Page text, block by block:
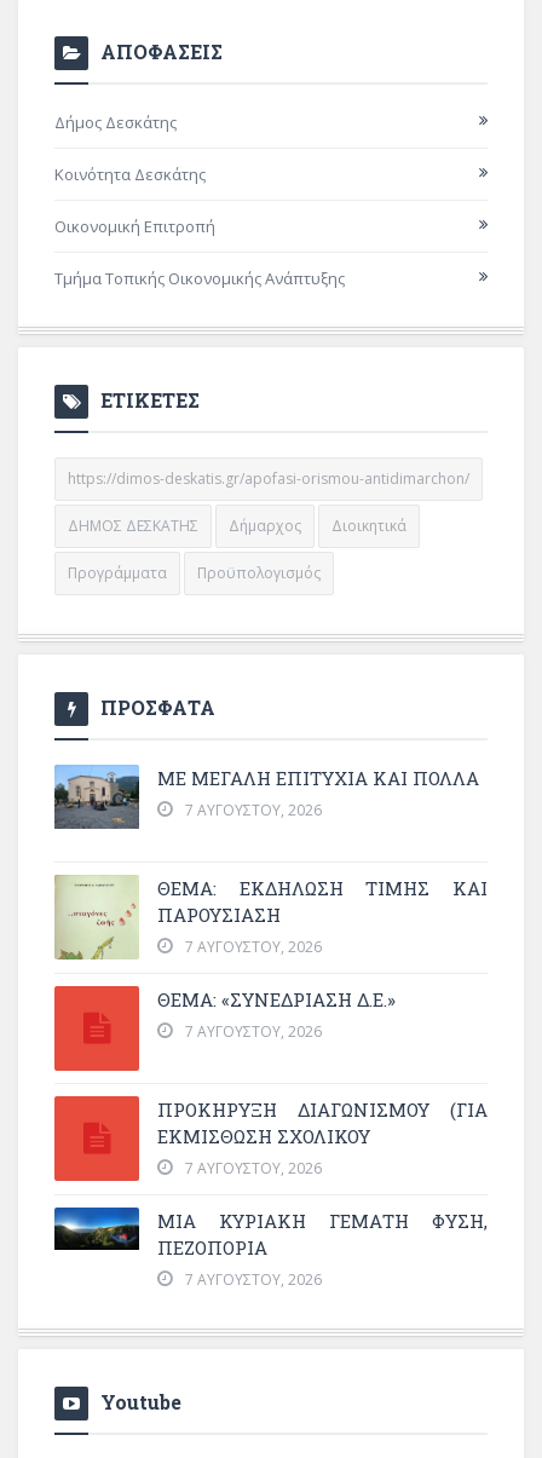
ΑΠΟΦΑΣΕΙΣ
Δήμος Δεσκάτης
Κοινότητα Δεσκάτης
Οικονομική Επιτροπή
Τμήμα Τοπικής Οικονομικής Ανάπτυξης
ΕΤΙΚΕΤΕΣ
https://dimos-deskatis.gr/apofasi-orismou-antidimarchon/
ΔΗΜΟΣ ΔΕΣΚΑΤΗΣ Δήμαρχος Διοικητικά
Προγράμματα Προϋπολογισμός
ΠΡΟΣΦΑΤΑ
ΜΕ ΜΕΓΆΛΗ ΕΠΙΤΥΧΊΑ ΚΑΙ ΠΟΛΛΆ
7 ΑΥΓΟΎΣΤΟΥ, 2026
ΘΈΜΑ: ΕΚΔΉΛΩΣΗ ΤΙΜΉΣ ΚΑΙ
ΠΑΡΟΥΣΊΑΣΗ
7 ΑΥΓΟΎΣΤΟΥ, 2026
ΘΕΜΑ: «ΣΥΝΕΔΡΊΑΣΗ Δ.Ε.»
7 ΑΥΓΟΎΣΤΟΥ, 2026
ΠΡΟΚΗΡΥΞΗ ΔΙΑΓΩΝΙΣΜΟΥ (ΓΙΑ
ΕΚΜΊΣΘΩΣΗ ΣΧΟΛΙΚΟΎ
7 ΑΥΓΟΎΣΤΟΥ, 2026
ΜΙΑ ΚΥΡΙΑΚΉ ΓΕΜΆΤΗ ΦΎΣΗ,
ΠΕΖΟΠΟΡΊΑ
7 ΑΥΓΟΎΣΤΟΥ, 2026
Youtube